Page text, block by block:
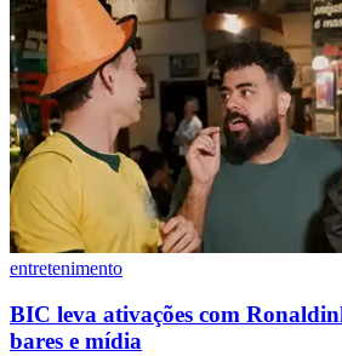
entretenimento
BIC leva ativações com
bares e mídia